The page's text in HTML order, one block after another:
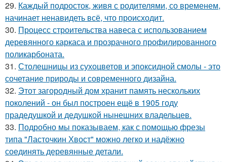
29. Каждый подросток, живя с родителями, со временем,
начинает ненавидеть всё, что происходит.
30. Процесс строительства навеса с использованием
деревянного каркаса и прозрачного профилированного
поликарбоната.
31. Столешницы из сухоцветов и эпоксидной смолы - это
сочетание природы и современного дизайна.
32. Этот загородный дом хранит память нескольких
поколений - он был построен ещё в 1905 году
прадедушкой и дедушкой нынешних владельцев.
33. Подробно мы показываем, как с помощью фрезы
типа "Ласточкин Хвост" можно легко и надёжно
соединять деревянные детали.